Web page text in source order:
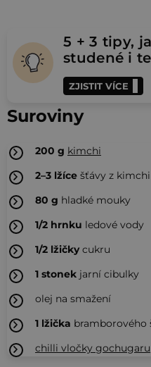
Suroviny
200 g kimchi
2–3 lžíce šťávy z kimchi
80 g hladké mouky
1/2 hrnku ledové vody
1/2 lžičkycukru
1 stonek jarní cibulky
olej na smažení
1 lžička bramborového
chilli vločky gochugaru
5 + 3 tipy,
studené i
ZJISTIT VÍCE